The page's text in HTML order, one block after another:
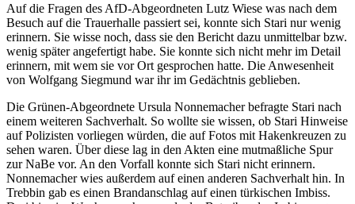
Auf die Fragen des AfD-Abgeordneten Lutz Wiese was nach dem
Besuch auf die Trauerhalle passiert sei, konnte sich Stari nur wenig
erinnern. Sie wisse noch, dass sie den Bericht dazu unmittelbar bzw.
wenig später angefertigt habe. Sie konnte sich nicht mehr im Detail
erinnern, mit wem sie vor Ort gesprochen hatte. Die Anwesenheit
von Wolfgang Siegmund war ihr im Gedächtnis geblieben.
Die Grünen-Abgeordnete Ursula Nonnemacher befragte Stari nach
einem weiteren Sachverhalt. So wollte sie wissen, ob Stari Hinweise
auf Polizisten vorliegen würden, die auf Fotos mit Hakenkreuzen zu
sehen waren. Über diese lag in den Akten eine mutmaßliche Spur
zur NaBe vor. An den Vorfall konnte sich Stari nicht erinnern.
Nonnemacher wies außerdem auf einen anderen Sachverhalt hin. In
Trebbin gab es einen Brandanschlag auf einen türkischen Imbiss.